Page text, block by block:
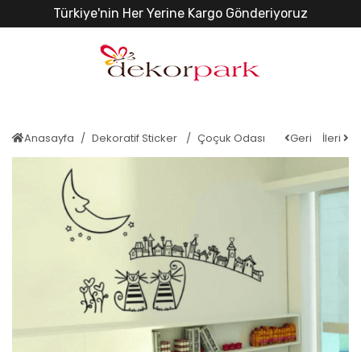
Türkiye'nin Her Yerine Kargo Gönderiyoruz
Anasayfa Dekoratif Sticker Çoçuk Odası Geri İleri